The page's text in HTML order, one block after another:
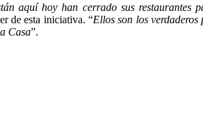
aquí hoy han cerrado sus restaurantes
de esta iniciativa. “Ellos son los verdaderos
Casa”.